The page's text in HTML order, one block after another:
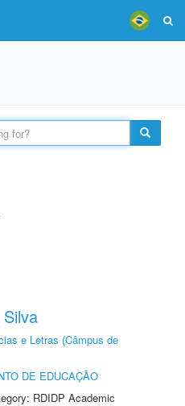
e Letras (Câmpus de
DE EDUCAÇÃO
RDIDP Academic